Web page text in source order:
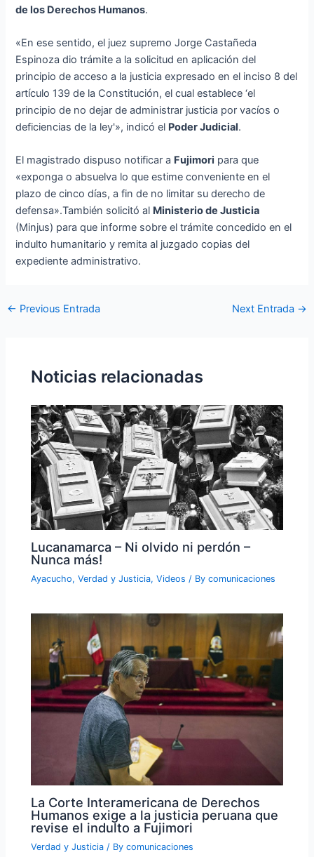
de los Derechos Humanos.
«En ese sentido, el juez supremo Jorge Castañeda
Espinoza dio trámite a la solicitud en aplicación del
principio de acceso a la justicia expresado en el inciso 8 del
artículo 139 de la Constitución, el cual establece ‘el
principio de no dejar de administrar justicia por vacíos o
deficiencias de la ley'», indicó el Poder Judicial.
El magistrado dispuso notificar a Fujimori para que
«exponga o absuelva lo que estime conveniente en el
plazo de cinco días, a fin de no limitar su derecho de
defensa».También solicitó al Ministerio de Justicia
(Minjus) para que informe sobre el trámite concedido en el
indulto humanitario y remita al juzgado copias del
expediente administrativo.
← Previous Entrada Next Entrada →
Noticias relacionadas
Lucanamarca – Ni olvido ni perdón –
Nunca más!
Ayacucho,Verdad y Justicia,Videos / Bycomunicaciones
La Corte Interamericana de Derechos
Humanos exige a la justicia peruana que
revise el indulto a Fujimori
Verdad y Justicia / Bycomunicaciones